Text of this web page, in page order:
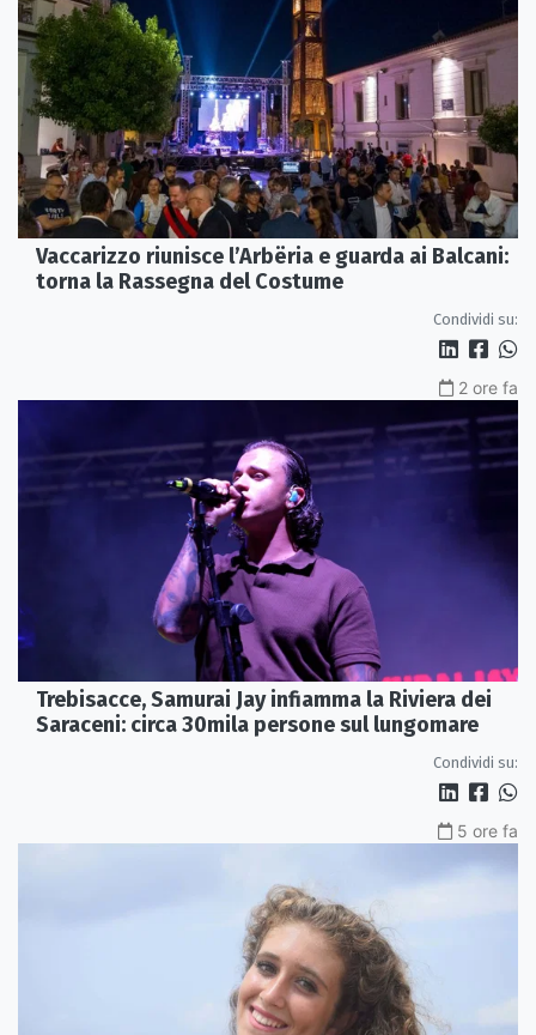
Vaccarizzo riunisce l’Arbëria e guarda ai Balcani:
torna la Rassegna del Costume
Condividi su:
2 ore fa
Trebisacce, Samurai Jay infiamma la Riviera dei
Saraceni: circa 30mila persone sul lungomare
Condividi su:
5 ore fa